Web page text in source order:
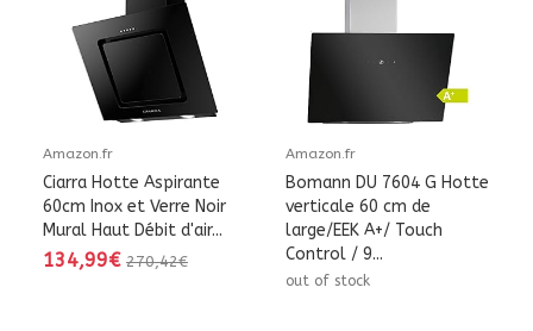
Amazon.fr
Ciarra Hotte Aspirante
60cm Inox et Verre Noir
Mural Haut Débit d'air...
134,99€ 270,42€
Amazon.fr
Bomann DU 7604 G Hotte
verticale 60 cm de
large/EEK A+/ Touch
Control / 9...
out of stock